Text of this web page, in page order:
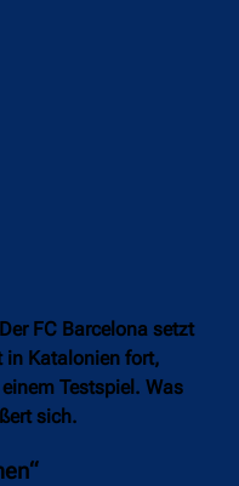
FC Barcelona setzt
in Katalonien fort,
Testspiel. Was
sich.